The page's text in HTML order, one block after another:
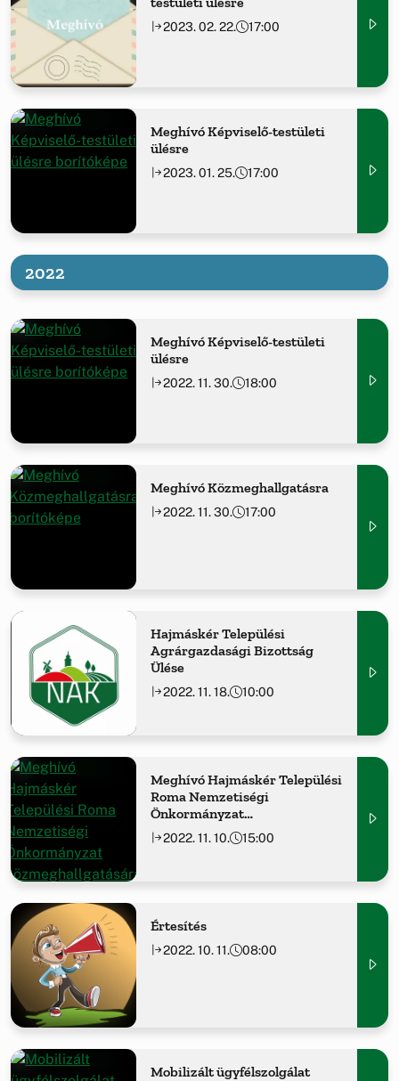
2023. 02. 22. 17:00
Meghívó Képviselő-testületi
ülésre
2023. 01. 25. 17:00
2022
Meghívó Képviselő-testületi
ülésre
2022. 11. 30. 18:00
Meghívó Közmeghallgatásra
2022. 11. 30. 17:00
Hajmáskér Települési
Agrárgazdasági Bizottság
Ülése
2022. 11. 18. 10:00
Meghívó Hajmáskér Települési
Roma Nemzetiségi
Önkormányzat
közmeghallgatására
2022. 11. 10. 15:00
Értesítés
2022. 10. 11. 08:00
Mobilizált ügyfélszolgálat